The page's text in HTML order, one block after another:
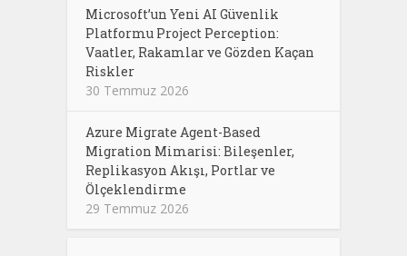
Microsoft’un Yeni AI Güvenlik
Platformu Project Perception:
Vaatler, Rakamlar ve Gözden Kaçan
Riskler
30 Temmuz 2026
Azure Migrate Agent-Based
Migration Mimarisi: Bileşenler,
Replikasyon Akışı, Portlar ve
Ölçeklendirme
29 Temmuz 2026